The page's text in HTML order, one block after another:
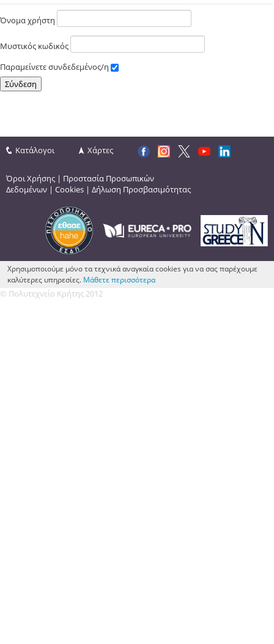
Όνομα χρήστη
Μυστικός κωδικός
Παραμείνετε συνδεδεμένος/η
Κατάλογοι Χάρτες
Όροι Χρήσης | Προστασία Προσωπικών
Δεδομένων | Cookies | Δήλωση Προσβασιμότητας
Χρησιμοποιούμε μόνο τα τεχνικά αναγκαία cookies για να σας παρέχουμε
καλύτερες υπηρεσίες. Μάθετε περισσότερα
© Πολυτεχνείο Κρήτης 2012